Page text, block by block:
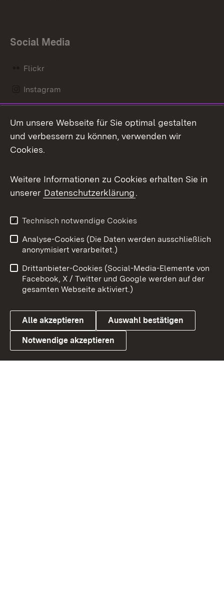
Social Media
Flickr
Instagram
Mastodon
Messenger
Social Wall
X / Twitter
Youtube
Link zum Landesportal
Benutzungshinweise
Barrierefreiheit
Datenschutz
Cookies
Um unsere Webseite für Sie optimal gestalten
und verbessern zu können, verwenden wir
Cookies.
Weitere Informationen zu Cookies erhalten Sie in
unserer Datenschutzerklärung.
Technisch notwendige Cookies
Analyse-Cookies (Die Daten werden ausschließlich
anonymisiert verarbeitet.)
Drittanbieter-Cookies (Social-Media-Elemente von
Facebook, X / Twitter und Google werden auf der
gesamten Webseite aktiviert.)
Alle akzeptieren Auswahl bestätigen
Notwendige akzeptieren